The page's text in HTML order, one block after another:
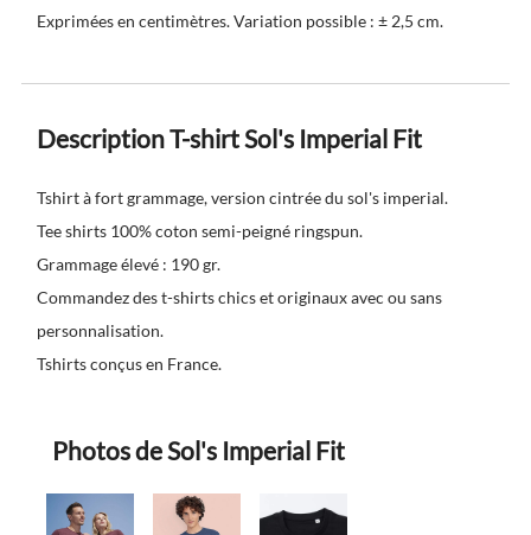
Exprimées en centimètres. Variation possible : ± 2,5 cm.
Description T-shirt Sol's Imperial Fit
Tshirt à fort grammage, version cintrée du sol's imperial.
Tee shirts 100% coton semi-peigné ringspun.
Grammage élevé : 190 gr.
Commandez des t-shirts chics et originaux avec ou sans
personnalisation.
Tshirts conçus en France.
Photos de Sol's Imperial Fit